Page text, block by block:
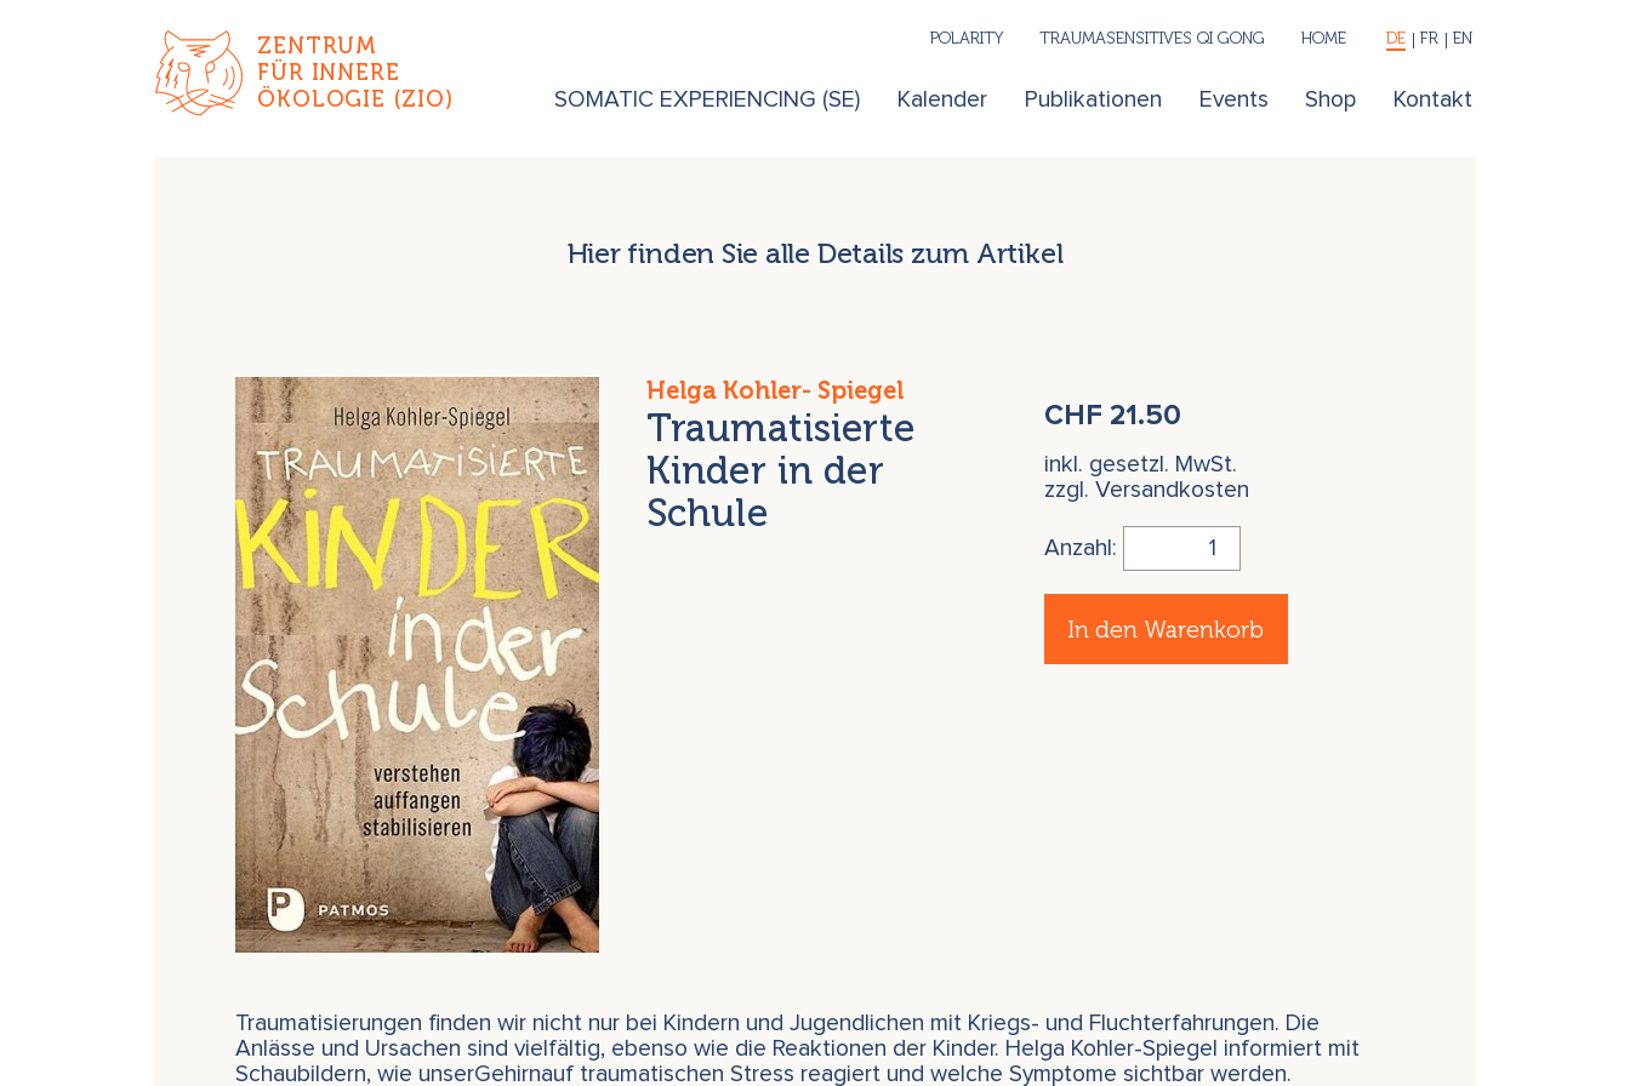
ZENTRUM
FÜR INNERE
ÖKOLOGIE (ZIO)
SOMATIC EXPERIENCING (SE) Kalender Publikationen Events Shop Kontakt
POLARITY TRAUMASENSITIVES QI GONG HOME DE FR EN
Hier finden Sie alle Details zum Artikel
Helga Kohler- Spiegel
Traumatisierte
Kinder in der
Schule
CHF 21.50
inkl. gesetzl. MwSt.
zzgl. Versandkosten
Anzahl:
In den Warenkorb
Traumatisierungen finden wir nicht nur bei Kindern und Jugendlichen mit Kriegs- und Fluchterfahrungen. Die
Anlässe und Ursachen sind vielfältig, ebenso wie die Reaktionen der Kinder. Helga Kohler-Spiegel informiert mit
Schaubildern, wie unserGehirnauf traumatischen Stress reagiert und welche Symptome sichtbar werden.